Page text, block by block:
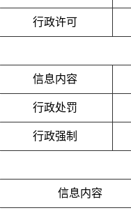
行政许可
信息内容
行政处罚
行政强制
信息内容